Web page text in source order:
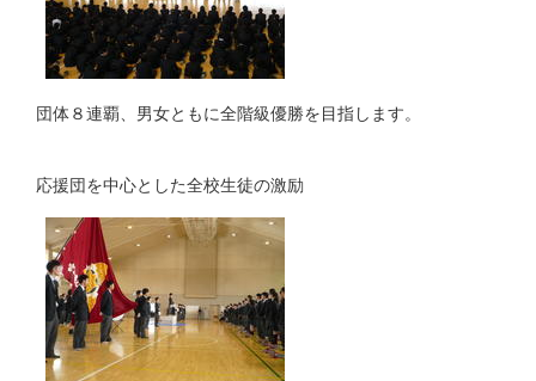
団体８連覇、男女ともに全階級優勝を目指します。
応援団を中心とした全校生徒の激励